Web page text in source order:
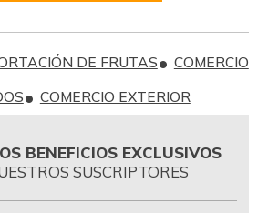
DE FRUTAS
COMERCIO
COMERCIO EXTERIOR
BENEFICIOS EXCLUSIVOS
SUSCRIPTORES